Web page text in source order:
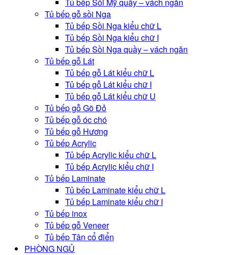
Tủ bếp Sồi Mỹ quầy – vách ngăn
Tủ bếp gỗ sồi Nga
Tủ bếp Sồi Nga kiểu chữ L
Tủ bếp Sồi Nga kiểu chữ I
Tủ bếp Sồi Nga quầy – vách ngăn
Tủ bếp gỗ Lát
Tủ bếp gỗ Lát kiểu chữ L
Tủ bếp gỗ Lát kiểu chữ I
Tủ bếp gỗ Lát kiểu chữ U
Tủ bếp gỗ Gõ Đỏ
Tủ bếp gỗ óc chó
Tủ bếp gỗ Hương
Tủ bếp Acrylic
Tủ bếp Acrylic kiểu chữ L
Tủ bếp Acrylic kiểu chữ I
Tủ bếp Laminate
Tủ bếp Laminate kiểu chữ L
Tủ bếp Laminate kiểu chữ I
Tủ bếp inox
Tủ bếp gỗ Veneer
Tủ bếp Tân cổ điển
PHÒNG NGỦ